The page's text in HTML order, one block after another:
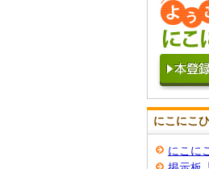
にこにこ
にこに